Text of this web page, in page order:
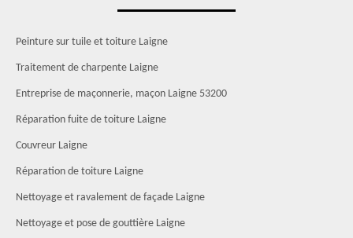
Peinture sur tuile et toiture Laigne
Traitement de charpente Laigne
Entreprise de maçonnerie, maçon Laigne 53200
Réparation fuite de toiture Laigne
Couvreur Laigne
Réparation de toiture Laigne
Nettoyage et ravalement de façade Laigne
Nettoyage et pose de gouttière Laigne